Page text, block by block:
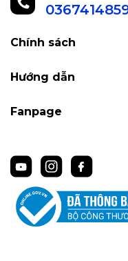
Chính sách
Hướng dẫn
Fanpage